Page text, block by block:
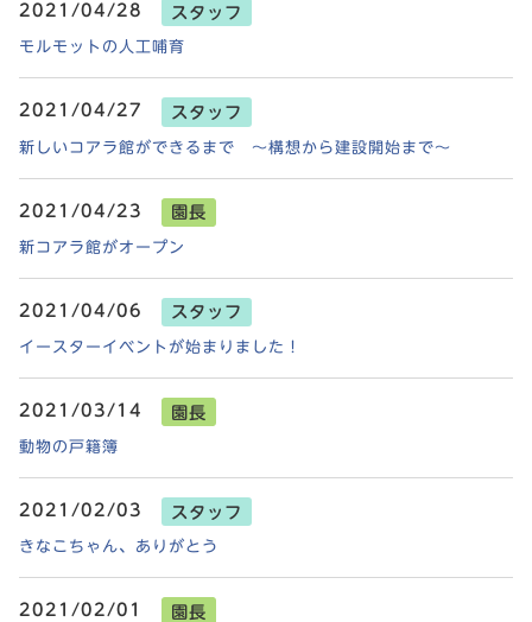
2021/04/28 スタッフ
モルモットの人工哺育
2021/04/27 スタッフ
新しいコアラ館ができるまで ～構想から建設開始まで～
2021/04/23 園長
新コアラ館がオープン
2021/04/06 スタッフ
イースターイベントが始まりました！
2021/03/14 園長
動物の戸籍簿
2021/02/03 スタッフ
きなこちゃん、ありがとう
2021/02/01 園長